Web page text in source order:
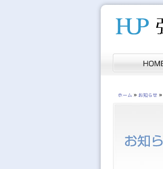
ホーム » お知らせ »